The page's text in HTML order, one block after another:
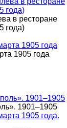
в ресторане
года)
1905 года
1901–1905